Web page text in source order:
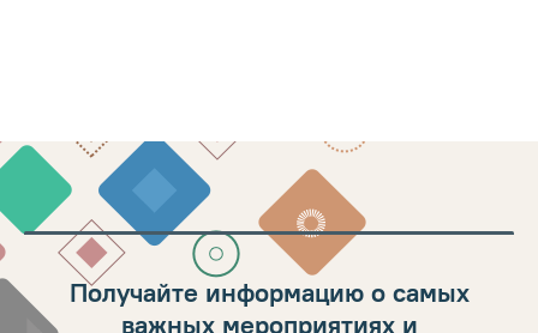
Получайте информацию о самых
важных мероприятиях и